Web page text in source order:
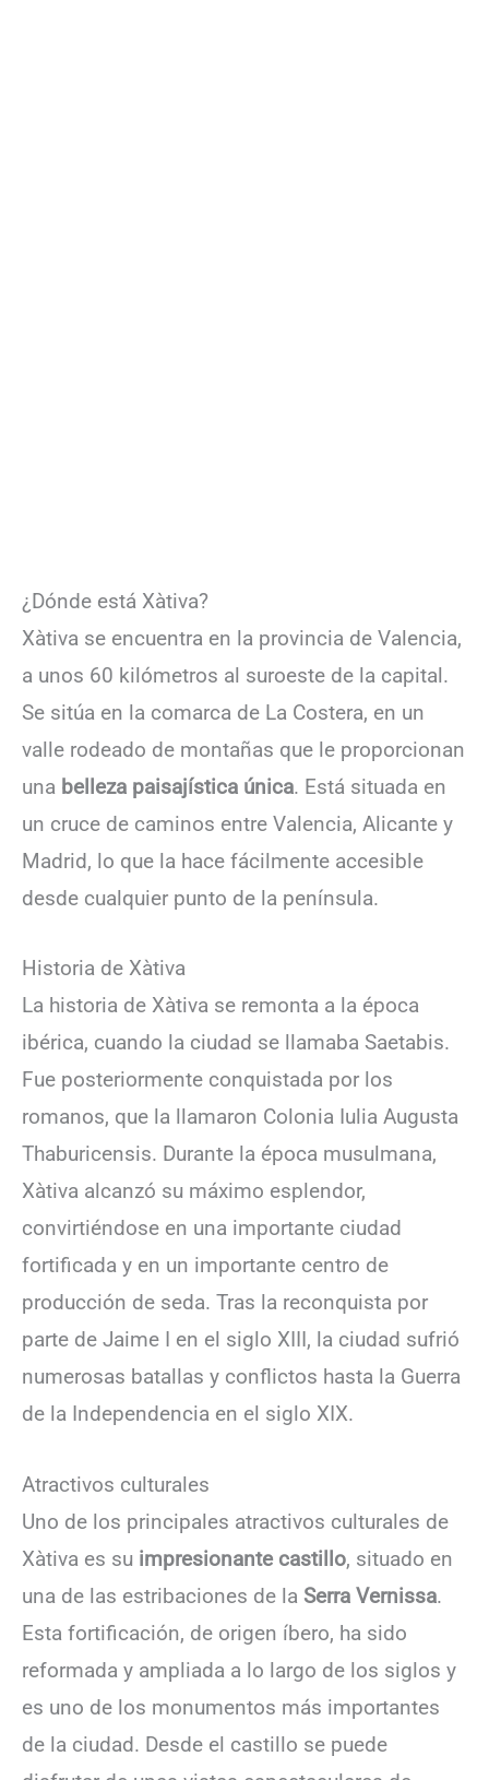
¿Dónde está Xàtiva?
Xàtiva se encuentra en la provincia de Valencia,
a unos 60 kilómetros al suroeste de la capital.
Se sitúa en la comarca de La Costera, en un
valle rodeado de montañas que le proporcionan
una belleza paisajística única. Está situada en
un cruce de caminos entre Valencia, Alicante y
Madrid, lo que la hace fácilmente accesible
desde cualquier punto de la península.
Historia de Xàtiva
La historia de Xàtiva se remonta a la época
ibérica, cuando la ciudad se llamaba Saetabis.
Fue posteriormente conquistada por los
romanos, que la llamaron Colonia Iulia Augusta
Thaburicensis. Durante la época musulmana,
Xàtiva alcanzó su máximo esplendor,
convirtiéndose en una importante ciudad
fortificada y en un importante centro de
producción de seda. Tras la reconquista por
parte de Jaime I en el siglo XIII, la ciudad sufrió
numerosas batallas y conflictos hasta la Guerra
de la Independencia en el siglo XIX.
Atractivos culturales
Uno de los principales atractivos culturales de
Xàtiva es su impresionante castillo, situado en
una de las estribaciones de la Serra Vernissa.
Esta fortificación, de origen íbero, ha sido
reformada y ampliada a lo largo de los siglos y
es uno de los monumentos más importantes
de la ciudad. Desde el castillo se puede